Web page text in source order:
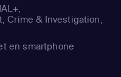
Crime & Investigation,
en smartphone